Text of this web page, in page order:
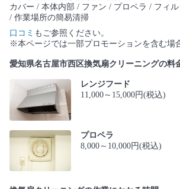
カバー / 本体内部 / ファン / プロペラ / フィ
/ 作業場所の簡易清掃
口コミ もご参照ください。
※本ページでは一部プロモーションを含む場
愛知県名古屋市西区換気扇クリーニングの料
レンジフード
11,000～15,000円(税込)
プロペラ
8,000～10,000円(税込)